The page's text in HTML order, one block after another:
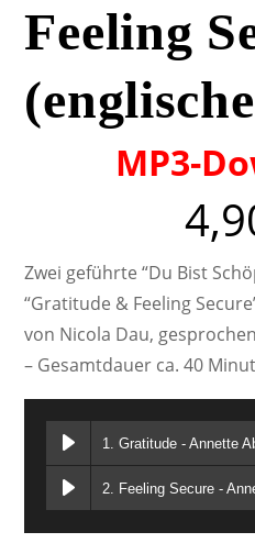
Feeling
MP3-
Zwei geführte “Du Bist
“Gratitude & Feeling
von Nicola Dau,
– Gesamtdauer ca. 40
1. Gratitude - Annette
2. Feeling Secure -